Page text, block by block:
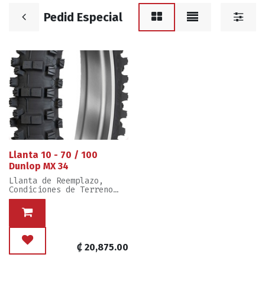
Pedid Especial
Llanta 10 - 70 / 100
Dunlop MX 34
Llanta de Reemplazo,
Condiciones de Terreno
Intermedio Suave
Marca: Dunlop
Ventas por Unidad, Diseño
como se muestra en Imagen
₡ 20,875.00